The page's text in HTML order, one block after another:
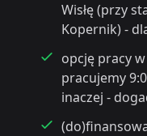
Wisłę (przy
Kopernik) -
opcję pracy
pracujemy
inaczej -